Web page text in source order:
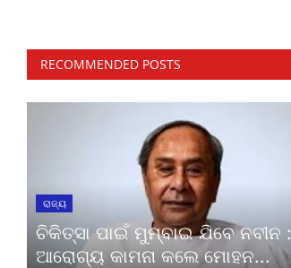
RECOMMENDED POSTS
ରାଜ୍ୟ
ଚିକିତ୍ସା ପାଇଁ ମୁମ୍ବାଇ ଯିବେ ନବୀନ :
ଆରୋଗ୍ୟ କାମନା କଲେ ମୋହନ...